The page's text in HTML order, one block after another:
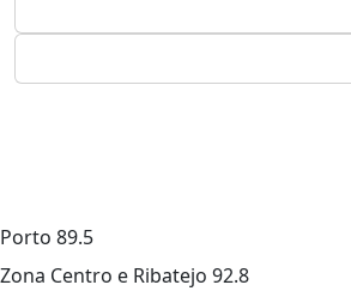
Porto 89.5
Zona Centro e Ribatejo 92.8